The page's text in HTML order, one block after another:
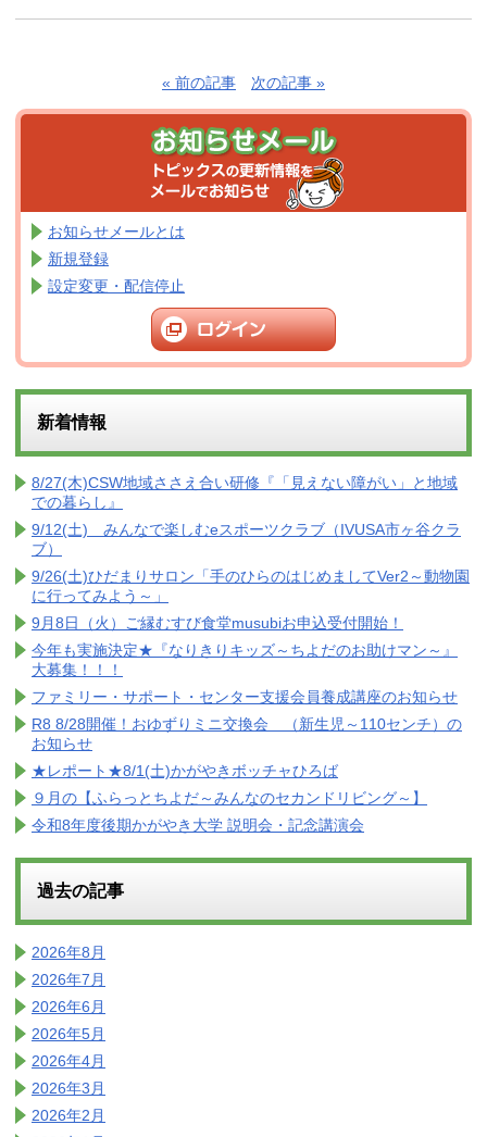
« 前の記事 次の記事 »
お知らせメールとは
新規登録
設定変更・配信停止
新着情報
8/27(木)CSW地域ささえ合い研修『「見えない障がい」と地域
での暮らし』
9/12(土) みんなで楽しむeスポーツクラブ（IVUSA市ヶ谷クラ
ブ）
9/26(土)ひだまりサロン「手のひらのはじめましてVer2～動物園
に行ってみよう～」
9月8日（火）ご縁むすび食堂musubiお申込受付開始！
今年も実施決定★『なりきりキッズ～ちよだのお助けマン～』
大募集！！！
ファミリー・サポート・センター支援会員養成講座のお知らせ
R8 8/28開催！おゆずりミニ交換会 （新生児～110センチ）の
お知らせ
★レポート★8/1(土)かがやきボッチャひろば
９月の【ふらっとちよだ～みんなのセカンドリビング～】
令和8年度後期かがやき大学 説明会・記念講演会
過去の記事
2026年8月
2026年7月
2026年6月
2026年5月
2026年4月
2026年3月
2026年2月